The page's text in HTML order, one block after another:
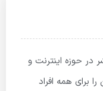
در حوزه اینترنت و
برای همه افراد